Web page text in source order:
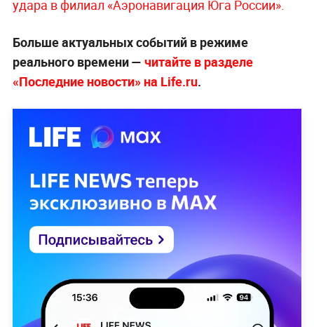
удара в филиал «Аэронавигация Юга России».
Больше актуальных событий в режиме
реального времени — читайте в разделе
«Последние новости» на Life.ru.